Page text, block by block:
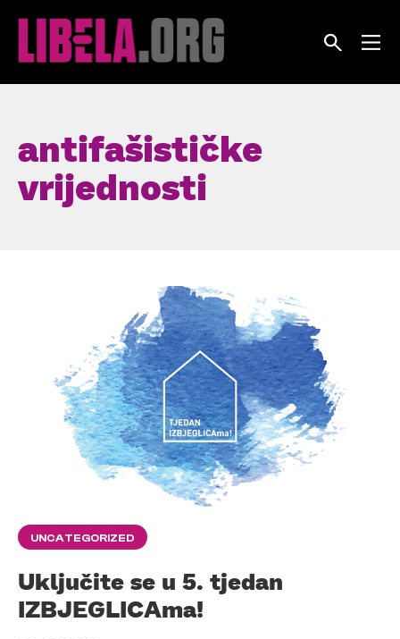
antifašističke
vrijednosti
UNCATEGORIZED
Uključite se u 5. tjedan
IZBJEGLICAma!